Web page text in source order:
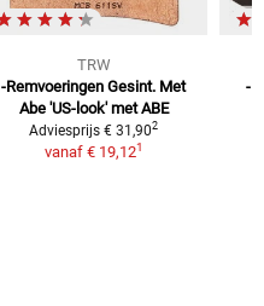
TRW
-Remvoeringen Gesint. Met
Abe 'US-look' met ABE
Adviesprijs € 31,902
vanaf € 19,121
-